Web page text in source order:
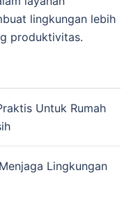
lingkungan lebih
produktivitas.
Untuk Rumah
Lingkungan